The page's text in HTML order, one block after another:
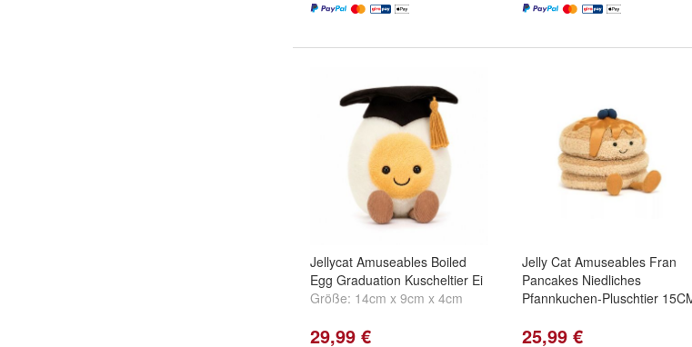
Jellycat Amuseables Boiled
Egg Graduation Kuscheltier Ei
Größe: 14cm x 9cm x 4cm
29,99 €
Jelly Cat Amuseables Fran
Pancakes Niedliches
Pfannkuchen-Pluschtier
25,99 €